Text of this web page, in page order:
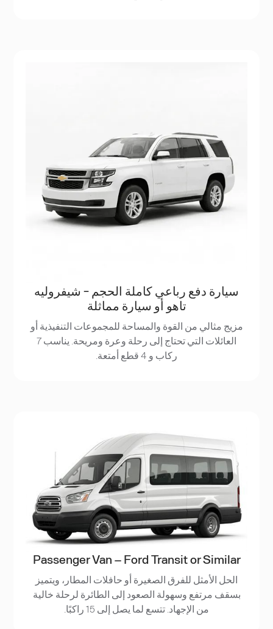
سيارة دفع رباعي كاملة الحجم - شيفروليه
تاهو أو سيارة مماثلة
مزيج مثالي من القوة والمساحة للمجموعات التنفيذية أو
العائلات التي تحتاج إلى رحلة وعرة ومريحة. يناسب 7
ركاب و 4 قطع أمتعة.
Passenger Van – Ford Transit or Similar
الحل الأمثل للفرق الصغيرة أو حافلات المطار، ويتميز
بسقف مرتفع وسهولة الصعود إلى الطائرة لرحلة خالية
من الإجهاد. تتسع لما يصل إلى 15 راكبًا.